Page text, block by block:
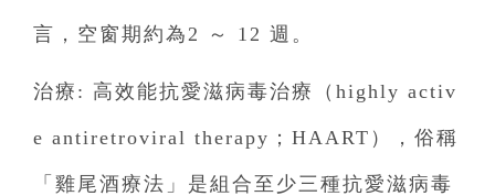
言，空窗期約為2 ～ 12 週。
治療: 高效能抗愛滋病毒治療（highly activ
e antiretroviral therapy；HAART），俗稱
「雞尾酒療法」是組合至少三種抗愛滋病毒